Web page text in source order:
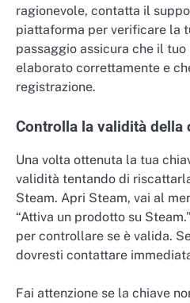
ragionevole, contatta il
piattaforma per verificare la
passaggio assicura che il
elaborato correttamente e
registrazione.
Controlla la validità della
Una volta ottenuta la tua
validità tentando di
Steam. Apri Steam, vai al
“Attiva un prodotto su
per controllare se è valida.
dovresti contattare
Fai attenzione se la chiave